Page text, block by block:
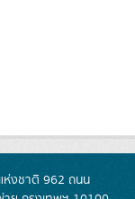
ห่งชาติ 962 ถนน